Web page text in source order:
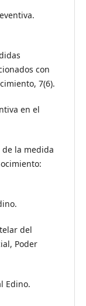
con
7(6).
en el
de la medida
del
Poder
Edino.